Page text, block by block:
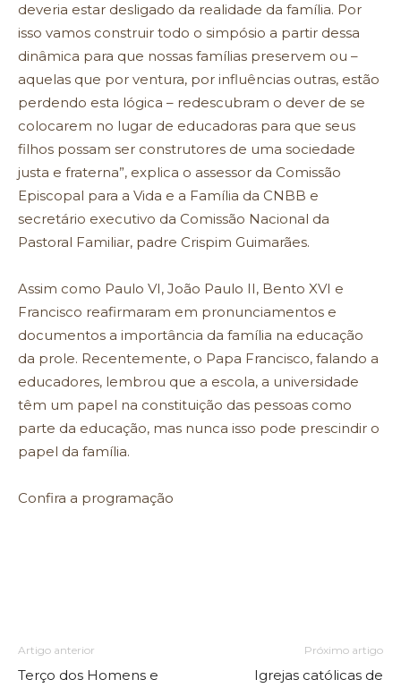
deveria estar desligado da realidade da família. Por
isso vamos construir todo o simpósio a partir dessa
dinâmica para que nossas famílias preservem ou –
aquelas que por ventura, por influências outras, estão
perdendo esta lógica – redescubram o dever de se
colocarem no lugar de educadoras para que seus
filhos possam ser construtores de uma sociedade
justa e fraterna”, explica o assessor da Comissão
Episcopal para a Vida e a Família da CNBB e
secretário executivo da Comissão Nacional da
Pastoral Familiar, padre Crispim Guimarães.
Assim como Paulo VI, João Paulo II, Bento XVI e
Francisco reafirmaram em pronunciamentos e
documentos a importância da família na educação
da prole. Recentemente, o Papa Francisco, falando a
educadores, lembrou que a escola, a universidade
têm um papel na constituição das pessoas como
parte da educação, mas nunca isso pode prescindir o
papel da família.
Confira a programação
Artigo anterior
Terço dos Homens e
Próximo artigo
Igrejas católicas de